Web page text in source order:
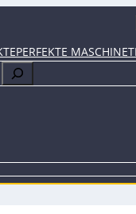
PERFEKTE MASCHINE